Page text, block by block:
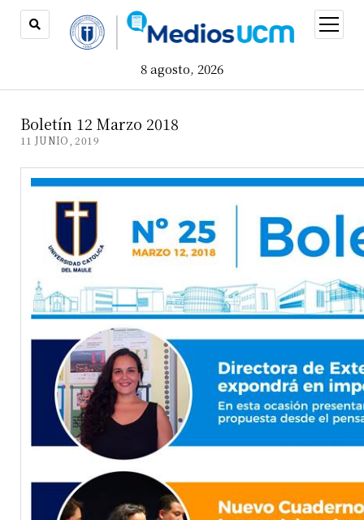
8 agosto, 2026
open
menu
Boletín 12 Marzo 2018
11 JUNIO, 2019